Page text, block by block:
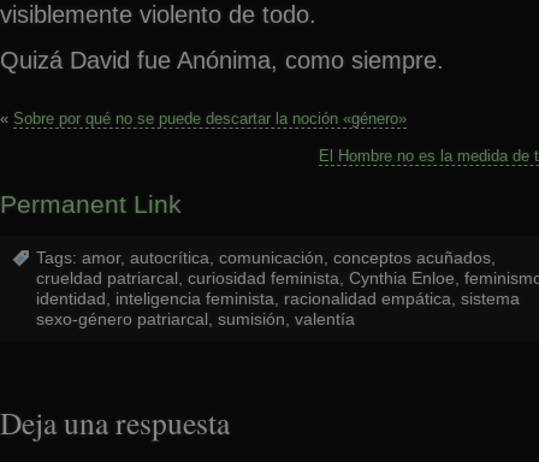
visiblemente violento de todo.
Quizá David fue Anónima, como siempre.
« Sobre por qué no se puede descartar la noción «género»
El Hombre no es la medida
Permanent Link
Tags: amor, autocrítica comunicación conceptos acuñados
crueldad patriarcal curiosidad feminista Cynthia Enloe
identidad
inteligencia feminista racionalidad empática sistema
sexo-género patriarcal sumisión valentía
Deja una respuesta